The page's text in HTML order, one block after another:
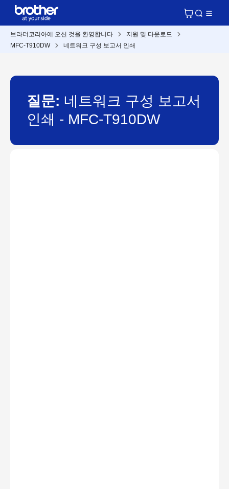
브라더코리아에 오신 것을 환영합니다
지원 및 다운로드
MFC-T910DW
네트워크 구성 보고서 인쇄
질문: 네트워크 구성 보고서
인쇄 - MFC-T910DW